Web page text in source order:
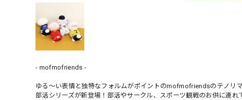
- mofmofriends -
ゆる〜い表情と独特なフォルムがポイントのmofmofriendsのテノリ
部活シリーズが新登場！部活やサークル、スポーツ観戦のお供に連